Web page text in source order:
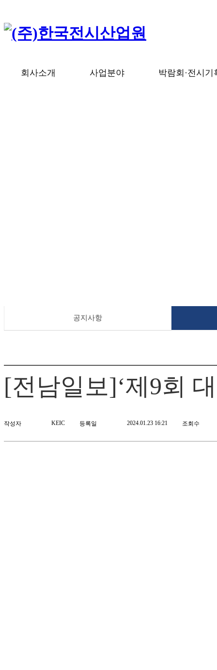
회사소개 사업분야 박람회·전시기
공지사항
[전남일보]‘제9회
작성자 KEIC 등록일 2024.01.23 16:21 조회수